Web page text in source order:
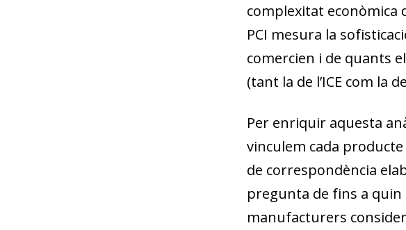
complexitat econòmica
PCI mesura la
comercien i de quants
(tant la de l’ICE com la
Per enriquir aquesta
vinculem cada
de correspondència
pregunta de fins a
manufacturers